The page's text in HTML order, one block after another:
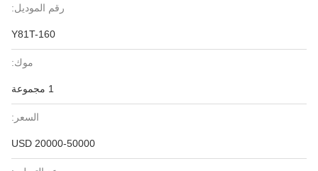
رقم الموديل:
Y81T-160
موك:
السعر:
20000-50000 USD